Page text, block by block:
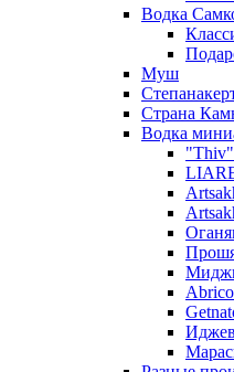
Водка
Муш
Страна
Водка
"Thiv"